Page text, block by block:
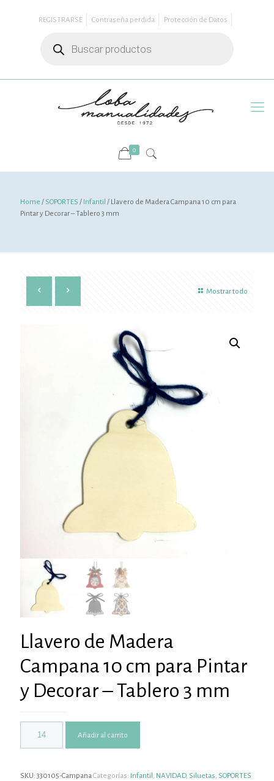
REGISTRARSE Contraseña perdida
Protección de Datos
productos
0
Home / SOPORTES / Infantil / Llavero de Madera Campana 10 cm para
Pintar y Decorar – Tablero 3 mm
Mostrar todo
Llavero de Madera
Campana 10 cm para Pintar
y Decorar – Tablero 3 mm
Añadir al carrito
SKU: 330105-Campana Categorías: Infantil NAVIDAD, Siluetas SOPORTES